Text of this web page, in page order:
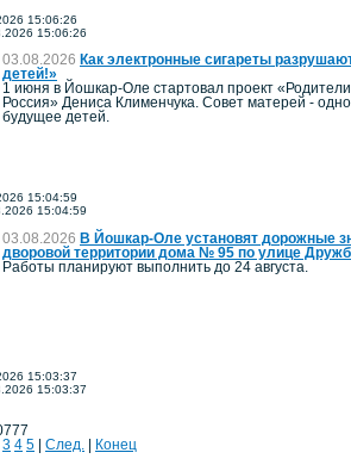
15:06:26
15:06:26
03.08.2026 Как электронные сигареты
детей!»
1 июня в Йошкар-Оле стартовал проект
Россия» Дениса Клименчука. Совет матерей -
будущее детей.
15:04:59
15:04:59
03.08.2026 В Йошкар-Оле установят дорожные
дворовой территории дома № 95 по улице
Работы планируют выполнить до 24 августа.
15:03:37
15:03:37
3 4 5 След. Конец